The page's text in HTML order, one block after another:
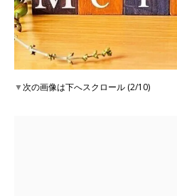
▼次の画像は下へスクロール (2/10)